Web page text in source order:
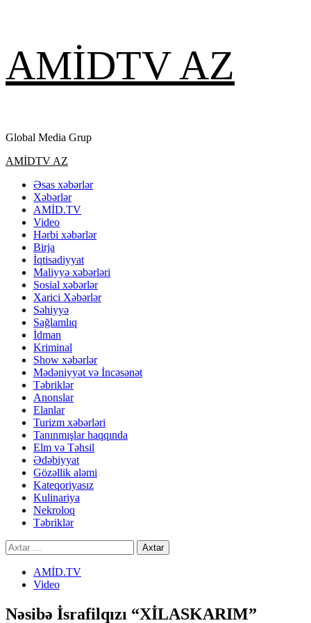
content
AMİDTV AZ
Global Media Grup
Primary
AMİDTV AZ
Əsas xəbərlər
Xəbərlər
AMİD.TV
Video
Hərbi xəbərlər
Birja
İqtisadiyyat
Maliyyə xəbərləri
Sosial xəbərlər
Xarici Xəbərlər
Səhiyyə
Sağlamlıq
İdman
Kriminal
Show xəbərlər
Mədəniyyət və İncəsənət
Təbriklər
Anonslar
Elanlar
Turizm xəbərləri
Tanınmışlar haqqında
Elm və Təhsil
Ədəbiyyat
Gözəllik aləmi
Kateqoriyasız
Kulinariya
Nekroloq
Təbriklər
Axtarış:
AMİD.TV
Video
Nəsibə İsrafilqızı “XİLASKARIM”